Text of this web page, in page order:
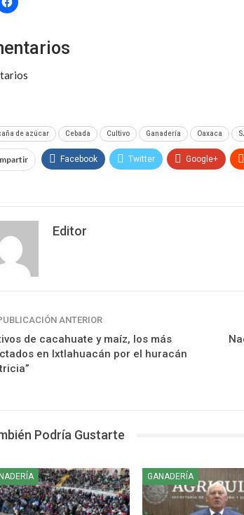
de azúcar Cebada Cultivo Ganadería Oaxaca
Facebook Twitter Google+
Editor
ANTERIOR
de cacahuate y maíz, los más
en Ixtlahuacán por el huracán
Podría Gustarte
GANADERÍA